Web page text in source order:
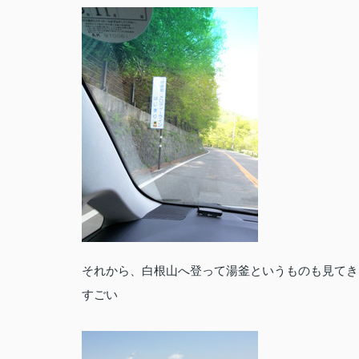
それから、白根山へ登って湯釜というものも見て
すごい